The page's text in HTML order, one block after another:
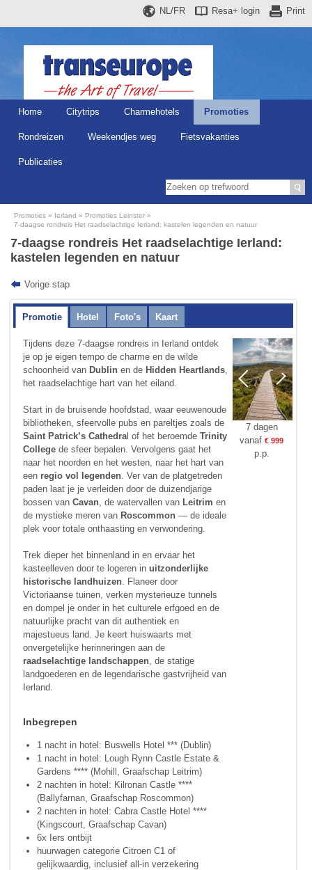
Print
Resa+ login
NL/FR
Home Citytrips Charmehotels Promoties
Rondreizen Weekendjes weg Fietsvakanties
Publicaties
Promoties Ierland
Promoties Leinster
7-daagse rondreis Het raadselachtige Ierland: kastelen legenden en natuur
7-daagse rondreis Het raadselachtige Ierland:
kastelen legenden en natuur
Vorige stap
Promotie Hotel Foto's Kaart
Tijdens deze 7-daagse rondreis in Ierland ontdek
je op je eigen tempo de charme en de wilde
schoonheid van Dublin en de Hidden Heartlands,
het raadselachtige hart van het eiland.
Start in de bruisende hoofdstad, waar eeuwenoude
bibliotheken, sfeervolle pubs en pareltjes zoals de
Saint Patrick’s Cathedral of het beroemdeTrinity
College de sfeer bepalen. Vervolgens gaat het
naar het noorden en het westen, naar het hart van
een regio vol legenden. Ver van de platgetreden
paden laat je je verleiden door de duizendjarige
bossen vanCavan, de watervallen van Leitrimen
de mystieke meren van Roscommon — de ideale
plek voor totale onthaasting en verwondering.
Trek dieper het binnenland in en ervaar het
kasteelleven door te logeren inuitzonderlijke
historische landhuizen. Flaneer door
Victoriaanse tuinen, verken mysterieuze tunnels
en dompel je onder in het culturele erfgoed en de
natuurlijke pracht van dit authentiek en
majestueus land. Je keert huiswaarts met
onvergetelijke herinneringen aan de
raadselachtige landschappen, de statige
landgoederen en de legendarische gastvrijheid van
Ierland.
Inbegrepen
1 nacht in hotel: Buswells Hotel *** (Dublin)
1 nacht in hotel: Lough Rynn Castle Estate &
Gardens **** (Mohill, Graafschap Leitrim)
2 nachten in hotel: Kilronan Castle ****
(Ballyfarnan, Graafschap Roscommon)
2 nachten in hotel: Cabra Castle Hotel ****
(Kingscourt, Graafschap Cavan)
6x Iers ontbijt
huurwagen categorie Citroen C1 of
gelijkwaardig, inclusief all-in verzekering
7 dagen
vanaf€ 999
p.p.